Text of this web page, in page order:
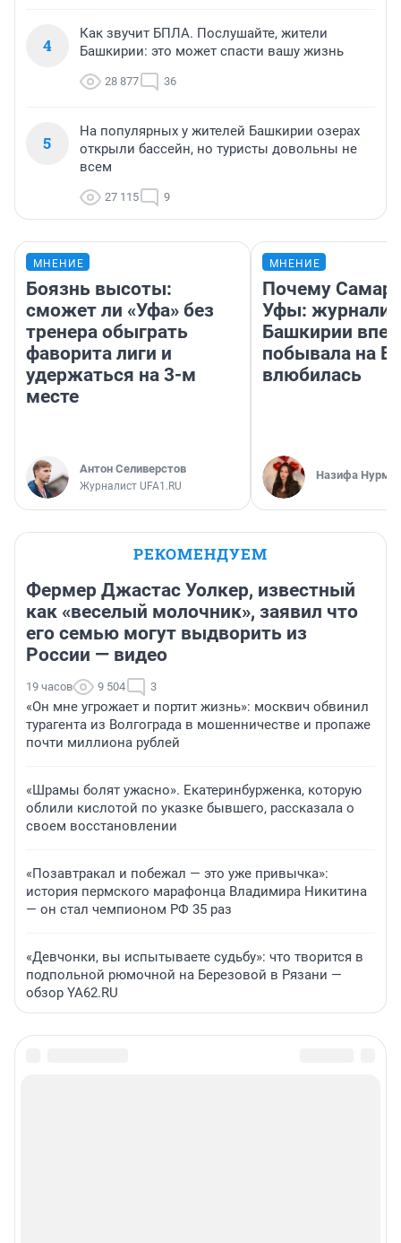
4
Как звучит БПЛА. Послушайте, жители
Башкирии: это может спасти вашу жизнь
28 877 36
5
На популярных у жителей Башкирии озерах
открыли бассейн, но туристы довольны не
всем
27 115 9
МНЕНИЕ
Боязнь высоты:
сможет ли «Уфа» без
тренера обыграть
фаворита лиги и
удержаться на 3-м
месте
Антон Селиверстов
Журналист UFA1.RU
МНЕНИЕ
Почему
Уфы:
Башкирии
побывала на
влюбилась
Назифа
РЕКОМЕНДУЕМ
Фермер Джастас Уолкер, известный
как «веселый молочник», заявил что
его семью могут выдворить из
России — видео
19 часов 9 504 3
«Он мне угрожает и портит жизнь»: москвич обвинил
турагента из Волгограда в мошенничестве и пропаже
почти миллиона рублей
«Шрамы болят ужасно». Екатеринбурженка, которую
облили кислотой по указке бывшего, рассказала о
своем восстановлении
«Позавтракал и побежал — это уже привычка»:
история пермского марафонца Владимира Никитина
— он стал чемпионом РФ 35 раз
«Девчонки, вы испытываете судьбу»: что творится в
подпольной рюмочной на Березовой в Рязани —
обзор YA62.RU